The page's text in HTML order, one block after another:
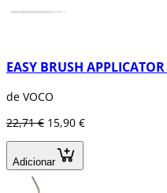
EASY BRUSH
de VOCO
22,71 € 15,90 €
Adicionar